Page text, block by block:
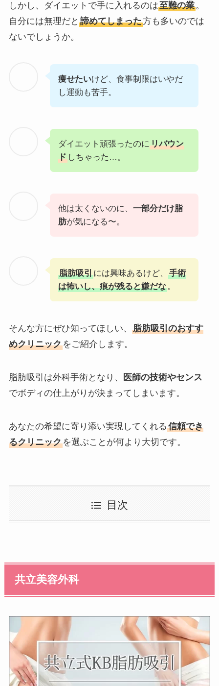
しかし、ダイエットで手に入れるのは至難の業。
自分には無理だと 諦めてしまった方も多いのでは
ないでしょうか。
痩せたいけど、食事制限はいやだ
し運動も苦手。
ダイエット頑張ったのにリバウン
ドしちゃった…。
他は太くないのに、 一部分だけ脂
肪が気になる〜。
脂肪吸引には興味あるけど、
手術
は怖いし、痕が残ると嫌だな。
そんな方にぜひ知ってほしい、 脂肪吸引のおすす
めクリニックをご紹介します。
脂肪吸引は外科手術となり、
医師の技術やセンス
でボディの仕上がりが決まってしまいます。
あなたの希望に寄り添い実現してくれる信頼でき
るクリニックを選ぶことが何より大切です。
目次
共立美容外科